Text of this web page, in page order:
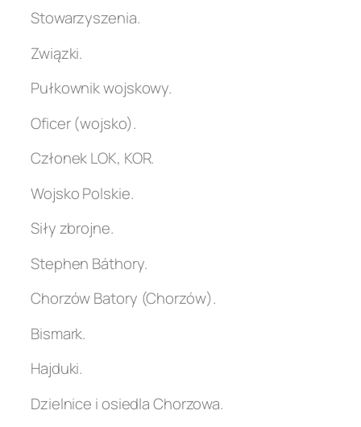
Stowarzyszenia.
Związki.
Pułkownik wojskowy.
Oficer (wojsko).
Członek LOK, KOR.
Wojsko Polskie.
Siły zbrojne.
Stephen Báthory.
Chorzów Batory (Chorzów).
Bismark.
Hajduki.
Dzielnice i osiedla Chorzowa.